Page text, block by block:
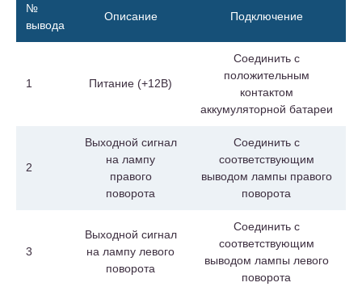
№
вывода
Описание Подключение
1 Питание (+12В)
Соединить с
положительным
контактом
аккумуляторной батареи
2
Выходной сигнал
на лампу
правого
поворота
Соединить с
соответствующим
выводом лампы правого
поворота
3
Выходной сигнал
на лампу левого
поворота
Соединить с
соответствующим
выводом лампы левого
поворота